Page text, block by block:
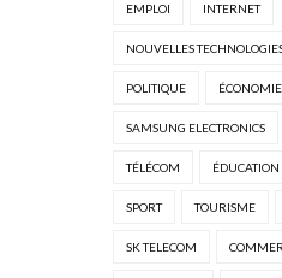
EMPLOI INTERNET
NOUVELLES
POLITIQUE ÉCONOMIE
SAMSUNG ELECTRONICS
TÉLÉCOM ÉDUCATION
SPORT TOURISME
SK TELECOM